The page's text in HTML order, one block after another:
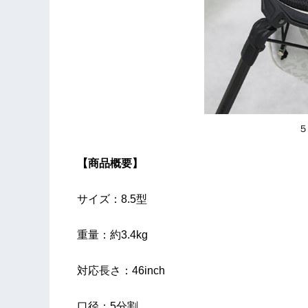
【商品概要】
サイズ：8.5型
重量：約3.4kg
対応長さ：46inch